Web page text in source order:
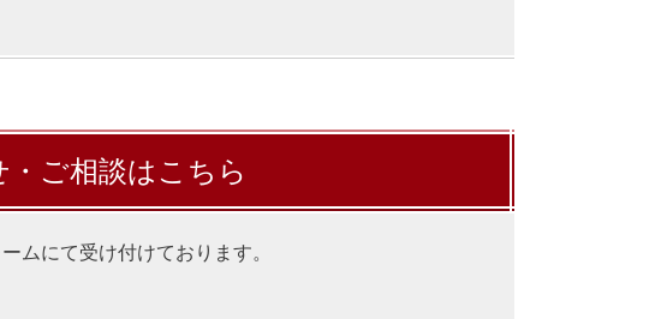
・ご相談はこちら
ムにて受け付けております。